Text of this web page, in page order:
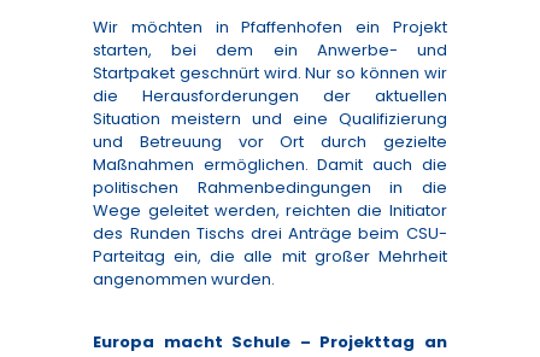
Wir möchten in Pfaffenhofen ein Projekt
starten, bei dem ein Anwerbe- und
Startpaket geschnürt wird. Nur so können wir
die Herausforderungen der aktuellen
Situation meistern und eine Qualifizierung
und Betreuung vor Ort durch gezielte
Maßnahmen ermöglichen. Damit auch die
politischen Rahmenbedingungen in die
Wege geleitet werden, reichten die Initiator
des Runden Tischs drei Anträge beim CSU-
Parteitag ein, die alle mit großer Mehrheit
angenommen wurden.
Europa macht Schule – Projekttag an